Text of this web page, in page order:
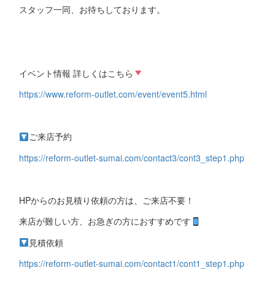
スタッフ一同、お待ちしております。
イベント情報 詳しくはこちら
https://www.reform-outlet.com/event/event5.html
ご来店予約
https://reform-outlet-sumai.com/contact3/cont3_step1.php
HPからのお見積り依頼の方は、ご来店不要！
来店が難しい方、お急ぎの方におすすめです
見積依頼
https://reform-outlet-sumai.com/contact1/cont1_step1.php